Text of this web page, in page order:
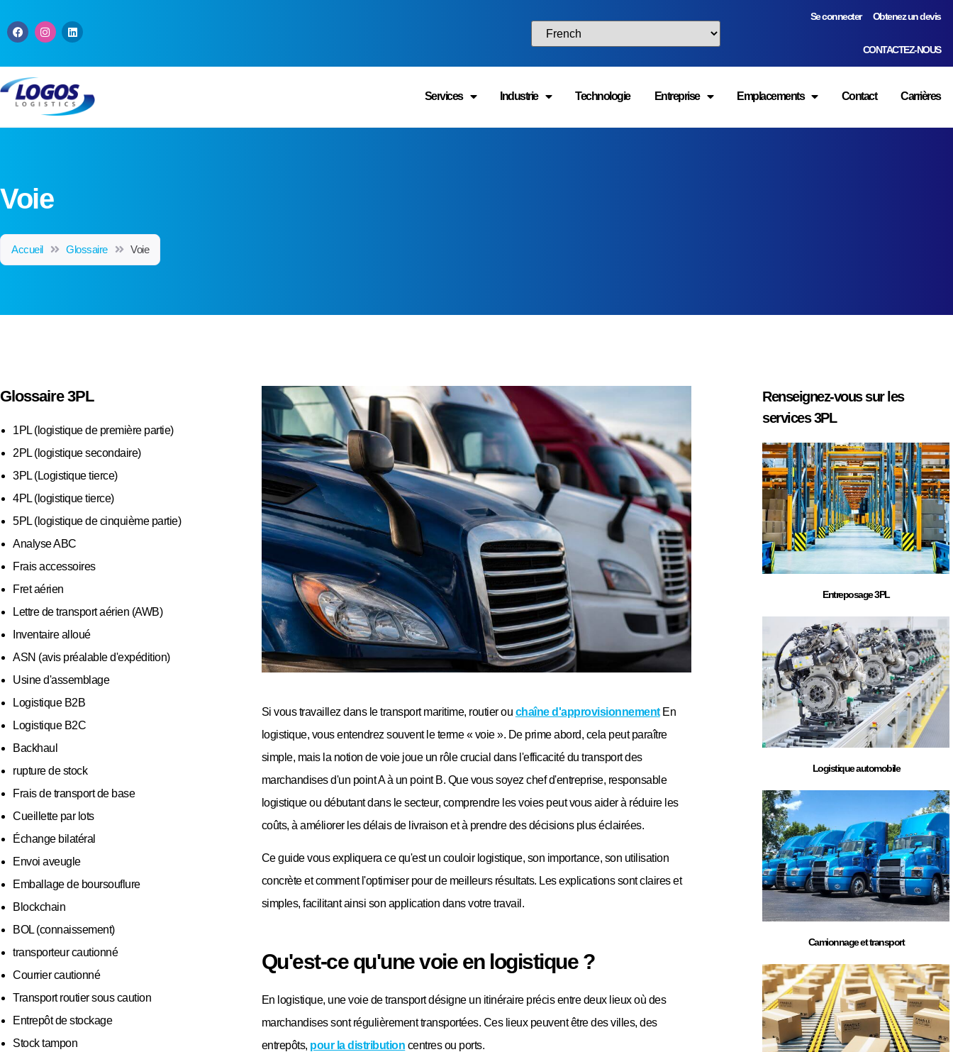
Se connecter Obtenez un devis
CONTACTEZ-NOUS
Services Industrie Technologie Entreprise Emplacements Contact Carrières
Voie
Accueil Glossaire Voie
Glossaire 3PL
1PL (logistique de première partie)
2PL (logistique secondaire)
3PL (Logistique tierce)
4PL (logistique tierce)
5PL (logistique de cinquième partie)
Analyse ABC
Frais accessoires
Fret aérien
Lettre de transport aérien (AWB)
Inventaire alloué
ASN (avis préalable d'expédition)
Usine d'assemblage
Logistique B2B
Logistique B2C
Backhaul
rupture de stock
Frais de transport de base
Cueillette par lots
Échange bilatéral
Envoi aveugle
Emballage de boursouflure
Blockchain
BOL (connaissement)
transporteur cautionné
Courrier cautionné
Transport routier sous caution
Entrepôt de stockage
Stock tampon
Si vous travaillez dans le transport maritime, routier ou chaîne d'approvisionnementEn
logistique, vous entendrez souvent le terme « voie ». De prime abord, cela peut paraître
simple, mais la notion de voie joue un rôle crucial dans l'efficacité du transport des
marchandises d'un point A à un point B. Que vous soyez chef d'entreprise, responsable
logistique ou débutant dans le secteur, comprendre les voies peut vous aider à réduire les
coûts, à améliorer les délais de livraison et à prendre des décisions plus éclairées.
Ce guide vous expliquera ce qu'est un couloir logistique, son importance, son utilisation
concrète et comment l'optimiser pour de meilleurs résultats. Les explications sont claires et
simples, facilitant ainsi son application dans votre travail.
Qu'est-ce qu'une voie en logistique ?
En logistique, une voie de transport désigne un itinéraire précis entre deux lieux où des
marchandises sont régulièrement transportées. Ces lieux peuvent être des villes, des
entrepôts, pour la distribution centres ou ports.
Renseignez-vous sur les
services 3PL
Entreposage 3PL
Logistique automobile
Camionnage et transport